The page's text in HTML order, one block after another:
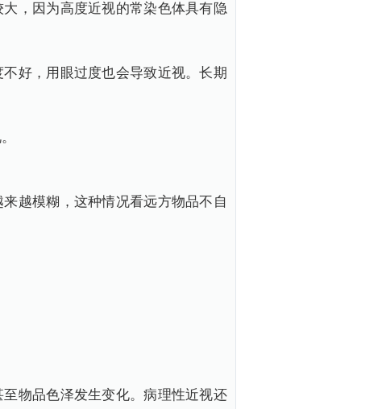
，因为高度近视的常染色体具有隐
好，用眼过度也会导致近视。长期
越模糊，这种情况看远方物品不自
物品色泽发生变化。病理性近视还